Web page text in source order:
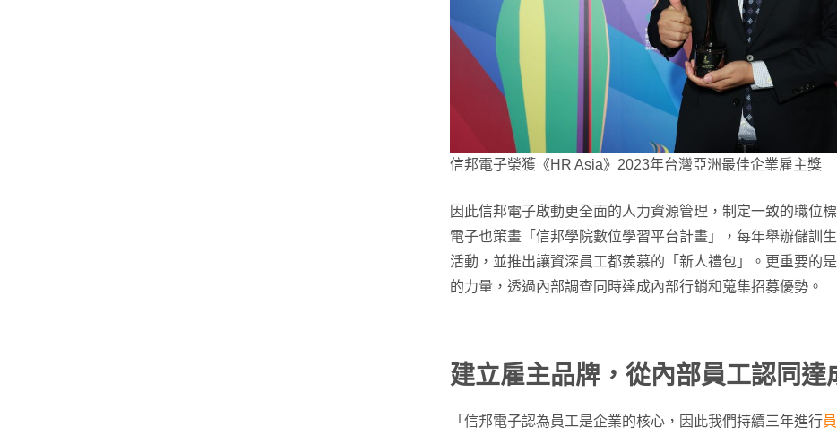
信邦電子榮獲《HR Asia》2023年台灣亞洲最佳企業雇主獎
因此信邦電子啟動更全面的人力資源管理，制定一致的職位
電子也策畫「信邦學院數位學習平台計畫」，每年舉辦儲訓
活動，並推出讓資深員工都羨慕的「新人禮包」。更重要的
的力量，透過內部調查同時達成內部行銷和蒐集招募優勢。
建立雇主品牌，從內部員工認同達
「信邦電子認為員工是企業的核心，因此我們持續三年進行